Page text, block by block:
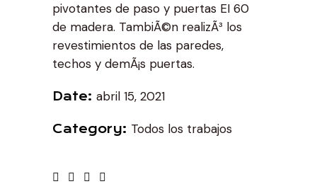
pivotantes de paso y puertas EI 60
de madera. TambiÃ©n realizÃ³ los
revestimientos de las paredes,
techos y demÃ¡s puertas.
Date abril 15, 2021
Category Todos los trabajos